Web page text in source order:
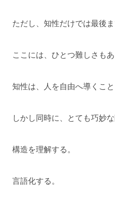
ただし、知性だけでは最後ま
ここには、ひとつ難しさもあ
知性は、人を自由へ導くこと
しかし同時に、とても巧妙
構造を理解する。
言語化する。